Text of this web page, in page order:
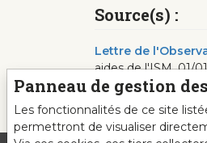
Source(s) :
Lettre de
aides de l'ISM, 01/
Panneau de gestion
Les fonctionnalités de ce site
permettront de visualiser